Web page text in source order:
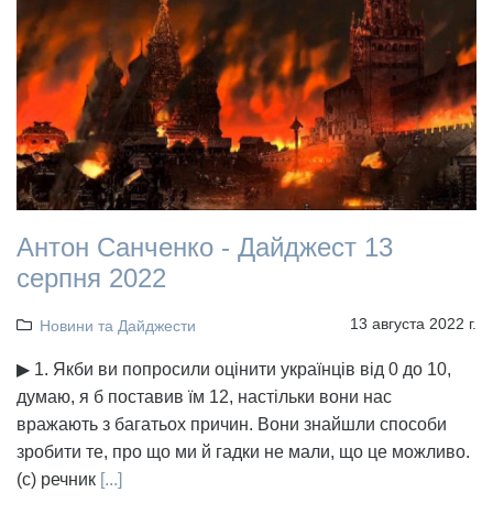
Антон Санченко - Дайджест 13
серпня 2022
Новини та Дайджести 13 августа 2022 г.
▶ 1. Якби ви попросили оцінити українців від 0 до 10,
думаю, я б поставив їм 12, настільки вони нас
вражають з багатьох причин. Вони знайшли способи
зробити те, про що ми й гадки не мали, що це можливо.
(с) речник [...]